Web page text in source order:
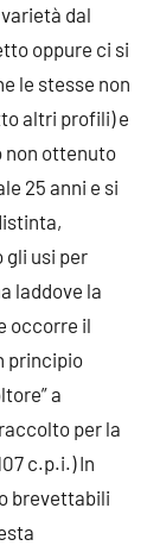
dal
oppure ci si
le stesse non
altri profili) e
non ottenuto
25 anni e si
gli usi per
laddove la
occorre il
principio
a
per la
c.p.i.) In
brevettabili